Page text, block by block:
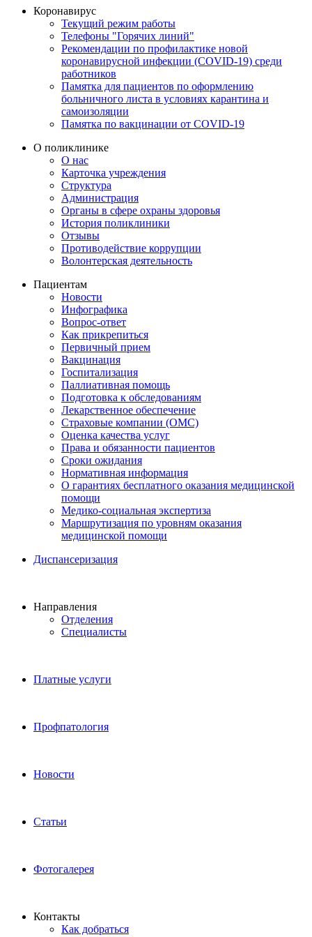
Коронавирус
Текущий режим работы
Телефоны "Горячих линий"
Рекомендации по профилактике новой
коронавирусной инфекции (COVID-19) среди
работников
Памятка для пациентов по оформлению
больничного листа в условиях карантина и
самоизоляции
Памятка по вакцинации от COVID-19
О поликлинике
О нас
Карточка учреждения
Структура
Администрация
Органы в сфере охраны здоровья
История поликлиники
Отзывы
Противодействие коррупции
Волонтерская деятельность
Пациентам
Новости
Инфографика
Вопрос-ответ
Как прикрепиться
Первичный прием
Вакцинация
Госпитализация
Паллиативная помощь
Подготовка к обследованиям
Лекарственное обеспечение
Страховые компании (ОМС)
Оценка качества услуг
Права и обязанности пациентов
Сроки ожидания
Нормативная информация
О гарантиях бесплатного оказания медицинской
помощи
Медико-социальная экспертиза
Маршрутизация по уровням оказания
медицинской помощи
Диспансеризация
Направления
Отделения
Специалисты
Платные услуги
Профпатология
Новости
Статьи
Фотогалерея
Контакты
Как добраться